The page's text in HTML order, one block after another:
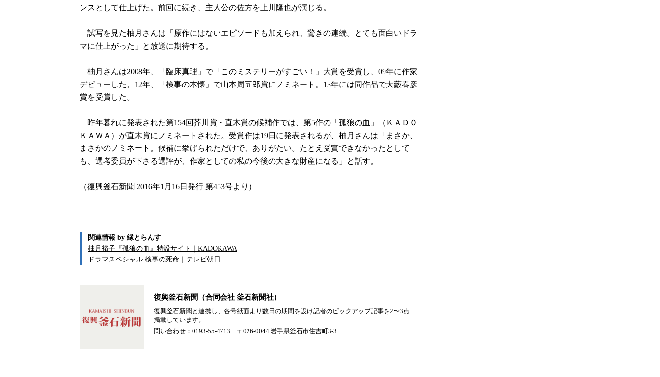
ンスとして仕上げた。前回に続き、主人公の佐方を上川隆也が演じる。
試写を見た柚月さんは「原作にはないエピソードも加えられ、驚きの連続。とても面白いドラ
マに仕上がった」と放送に期待する。
柚月さんは2008年、「臨床真理」で「このミステリーがすごい！」大賞を受賞し、09年に作家
デビューした。12年、「検事の本懐」で山本周五郎賞にノミネート。13年には同作品で大藪春彦
賞を受賞した。
昨年暮れに発表された第154回芥川賞・直木賞の候補作では、第5作の「孤狼の血」（ＫＡＤＯ
ＫＡＷＡ）が直木賞にノミネートされた。受賞作は19日に発表されるが、柚月さんは「まさか、
まさかのノミネート。候補に挙げられただけで、ありがたい。たとえ受賞できなかったとして
も、選考委員が下さる選評が、作家としての私の今後の大きな財産になる」と話す。
（復興釜石新聞 2016年1月16日発行 第453号より）
関連情報 by 縁とらんす
柚月裕子『孤狼の血』特設サイト｜KADOKAWA
ドラマスペシャル 検事の死命｜テレビ朝日
復興釜石新聞（合同会社 釜石新聞社）
復興釜石新聞と連携し、各号紙面より数日の期間を設け記者のピックアップ記事を2〜3点
掲載しています。
問い合わせ：0193-55-4713 〒026-0044 岩手県釜石市住吉町3-3